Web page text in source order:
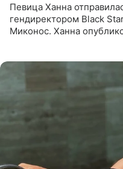
Певица Ханна
гендиректором Black
Миконос. Ханна